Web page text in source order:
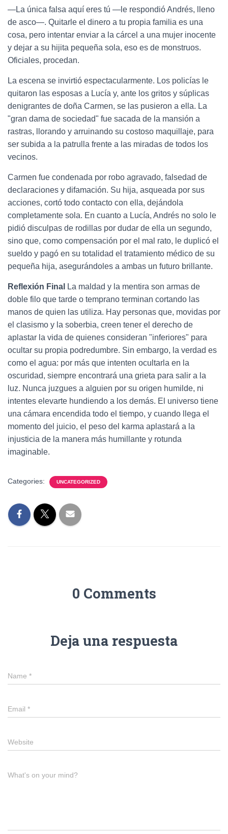
—La única falsa aquí eres tú —le respondió Andrés, lleno
de asco—. Quitarle el dinero a tu propia familia es una
cosa, pero intentar enviar a la cárcel a una mujer inocente
y dejar a su hijita pequeña sola, eso es de monstruos.
Oficiales, procedan.
La escena se invirtió espectacularmente. Los policías le
quitaron las esposas a Lucía y, ante los gritos y súplicas
denigrantes de doña Carmen, se las pusieron a ella. La
"gran dama de sociedad" fue sacada de la mansión a
rastras, llorando y arruinando su costoso maquillaje, para
ser subida a la patrulla frente a las miradas de todos los
vecinos.
Carmen fue condenada por robo agravado, falsedad de
declaraciones y difamación. Su hija, asqueada por sus
acciones, cortó todo contacto con ella, dejándola
completamente sola. En cuanto a Lucía, Andrés no solo le
pidió disculpas de rodillas por dudar de ella un segundo,
sino que, como compensación por el mal rato, le duplicó el
sueldo y pagó en su totalidad el tratamiento médico de su
pequeña hija, asegurándoles a ambas un futuro brillante.
Reflexión Final
La maldad y la mentira son armas de
doble filo que tarde o temprano terminan cortando las
manos de quien las utiliza. Hay personas que, movidas por
el clasismo y la soberbia, creen tener el derecho de
aplastar la vida de quienes consideran "inferiores" para
ocultar su propia podredumbre. Sin embargo, la verdad es
como el agua: por más que intenten ocultarla en la
oscuridad, siempre encontrará una grieta para salir a la
luz. Nunca juzgues a alguien por su origen humilde, ni
intentes elevarte hundiendo a los demás. El universo tiene
una cámara encendida todo el tiempo, y cuando llega el
momento del juicio, el peso del karma aplastará a la
injusticia de la manera más humillante y rotunda
imaginable.
Categories: UNCATEGORIZED
0 Comments
Deja una respuesta
Name *
Email *
Website
What's on your mind?